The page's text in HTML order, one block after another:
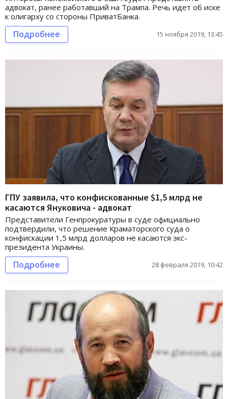
адвокат, ранее работавший на Трампа. Речь идет об иске
к олигарху со стороны ПриватБанка.
Подробнее 15 ноября 2019, 13:45
ГПУ заявила, что конфискованные $1,5 млрд не
касаются Януковича - адвокат
Представители Генпрокуратуры в суде официально
подтвердили, что решение Краматорского суда о
конфискации 1,5 млрд долларов не касаются экс-
президента Украины.
Подробнее 28 февраля 2019, 10:42